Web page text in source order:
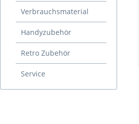
Verbrauchsmaterial
Handyzubehör
Retro Zubehör
Service